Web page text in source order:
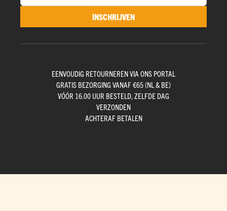
INSCHRIJVEN
EENVOUDIG RETOURNEREN VIA ONS PORTAL
GRATIS BEZORGING VANAF €65 (NL & BE)
VÓÓR 16.00 UUR BESTELD, ZELFDE DAG
VERZONDEN
ACHTERAF BETALEN